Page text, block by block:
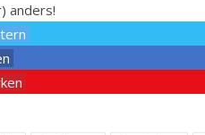
anders!